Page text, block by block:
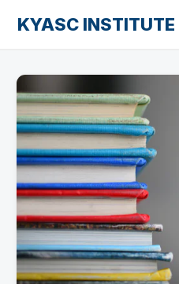
KYASC INSTITUTE